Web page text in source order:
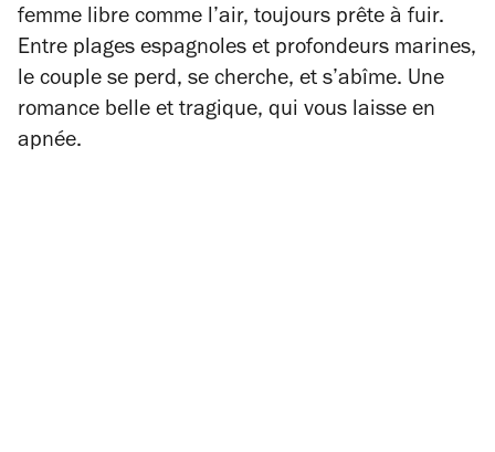
femme libre comme l’air, toujours prête à fuir.
Entre plages espagnoles et profondeurs marines,
le couple se perd, se cherche, et s’abîme. Une
romance belle et tragique, qui vous laisse en
apnée.